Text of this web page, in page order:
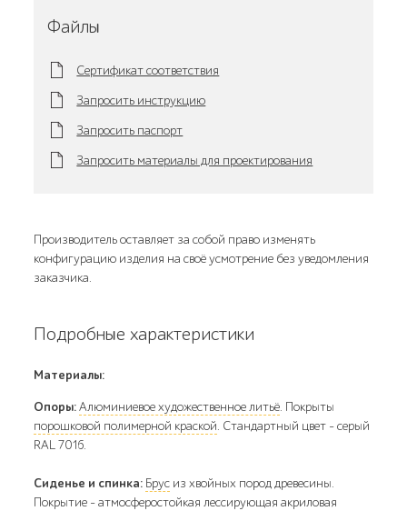
Файлы
Сертификат соответствия
Запросить инструкцию
Запросить паспорт
Запросить материалы для проектирования
Производитель оставляет за собой право изменять
конфигурацию изделия на своё усмотрение без уведомления
заказчика.
Подробные характеристики
Материалы:
Опоры:Алюминиевое художественное литьё. Покрыты
порошковой полимерной краской. Стандартный цвет – серый
RAL 7016.
Сиденье и спинка: Брус из хвойных пород древесины.
Покрытие - атмосферостойкая лессирующая акриловая